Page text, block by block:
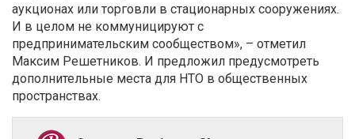
аукционах или торговли в стационарных сооружениях.
И в целом не коммуницируют с
предпринимательским сообществом», – отметил
Максим Решетников. И предложил предусмотреть
дополнительные места для НТО в общественных
пространствах.